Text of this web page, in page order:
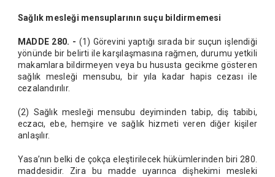
Sağlık mesleği mensuplarının suçu bildirmemesi
MADDE 280. - (1) Görevini yaptığı sırada bir suçun işlendiği
yönünde bir belirti ile karşılaşmasına rağmen, durumu yetkili
makamlara bildirmeyen veya bu hususta gecikme gösteren
sağlık mesleği mensubu, bir yıla kadar hapis cezası ile
cezalandırılır.
(2) Sağlık mesleği mensubu deyiminden tabip, diş tabibi,
eczacı, ebe, hemşire ve sağlık hizmeti veren diğer kişiler
anlaşılır.
Yasa’nın belki de çokça eleştirilecek hükümlerinden biri 280.
maddesidir. Zira bu madde uyarınca dişhekimi mesleki